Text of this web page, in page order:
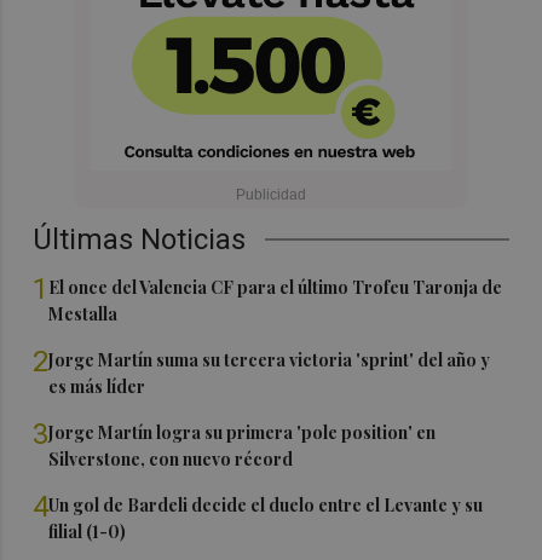
Últimas Noticias
1 El once del Valencia CF para el último Trofeu Taronja de
Mestalla
2Jorge Martín suma su tercera victoria 'sprint' del año y
es más líder
3Jorge Martín logra su primera 'pole position' en
Silverstone, con nuevo récord
4Un gol de Bardeli decide el duelo entre el Levante y su
filial (1-0)